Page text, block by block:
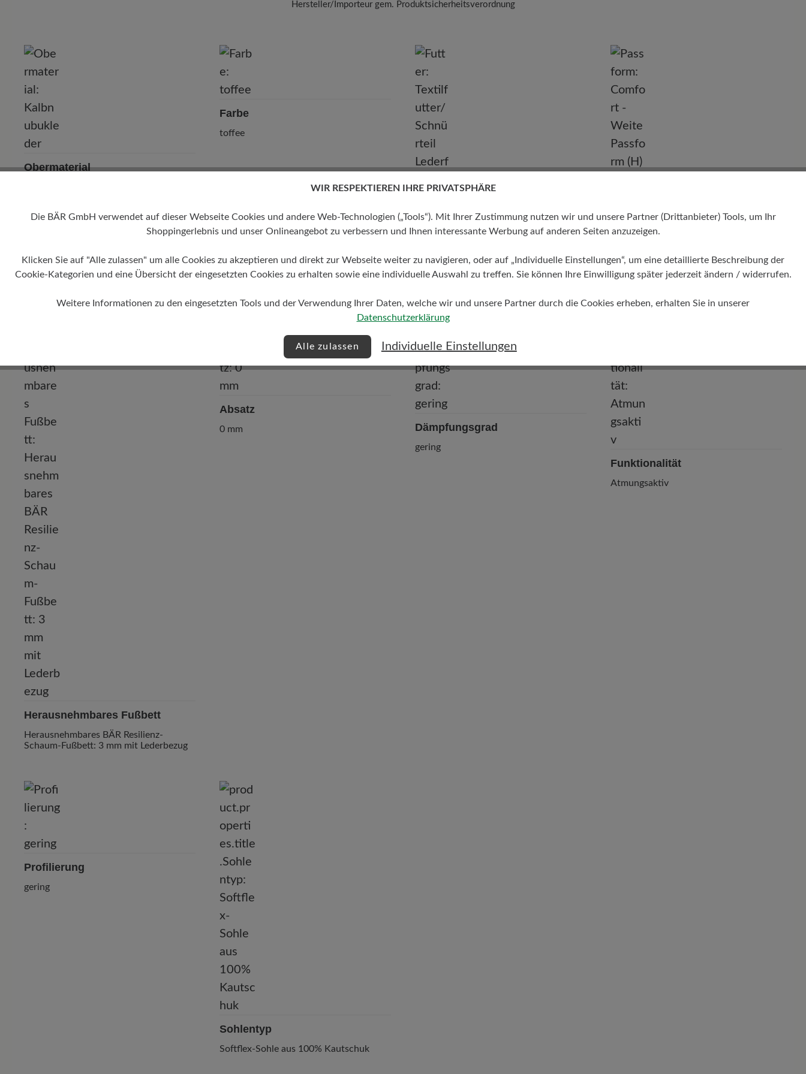
Hersteller/Importeur gem. Produktsicherheitsverordnung
Pleidelsheimer Str. 15/1, 74321 Bietigheim-Bissingen, Deutschland
kundenbetreuung@baer-schuhe.de
Telefon: 0800 51 65 65 56 (gebührenfrei)
Obermaterial
Farbe
toffee
Futter
Textilfutter/ Schnürteil Lederfutter/
Passform
normale bis kräftige Füße
Herausnehmbares Fußbett
Herausnehmbares BÄR Resilienz-
Schaum-Fußbett: 3 mm mit Lederbezug
Absatz
0 mm Dämpfungsgrad
gering
Funktionalität
Atmungsaktiv
Profilierung
gering
Sohlentyp
Softflex-Sohle aus 100% Kautschuk
WIR RESPEKTIEREN IHRE PRIVATSPHÄRE
Die BÄR GmbH verwendet auf dieser Webseite Cookies und andere Web-Technologien („Tools“). Mit Ihrer Zustimmung nutzen wir und unsere Partner (Drittanbieter) Tools, um Ihr
Shoppingerlebnis und unser Onlineangebot zu verbessern und Ihnen interessante Werbung auf anderen Seiten anzuzeigen.
Klicken Sie auf "Alle zulassen" um alle Cookies zu akzeptieren und direkt zur Webseite weiter zu navigieren, oder auf „Individuelle Einstellungen“, um eine detaillierte Beschreibung der
Cookie-Kategorien und eine Übersicht der eingesetzten Cookies zu erhalten sowie eine individuelle Auswahl zu treffen. Sie können Ihre Einwilligung später jederzeit ändern / widerrufen.
Weitere Informationen zu den eingesetzten Tools und der Verwendung Ihrer Daten, welche wir und unsere Partner durch die Cookies erheben, erhalten Sie in unserer
Datenschutzerklärung
Alle zulassen Individuelle Einstellungen